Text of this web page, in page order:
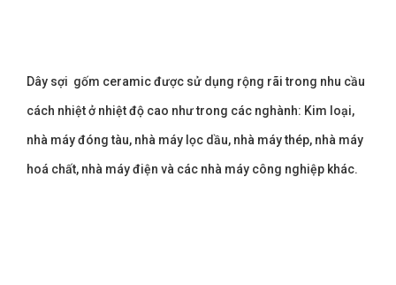
Dây sợi gốm ceramic được sử dụng rộng rãi trong nhu cầu
cách nhiệt ở nhiệt độ cao như trong các nghành: Kim loại,
nhà máy đóng tàu, nhà máy lọc dầu, nhà máy thép, nhà máy
hoá chất, nhà máy điện và các nhà máy công nghiệp khác.